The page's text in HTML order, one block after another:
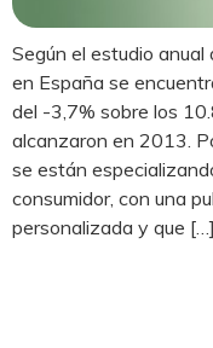
Según el estudio
en España se
del -3,7% sobre los
alcanzaron en 2013.
se están
consumidor, con una
personalizada y que […]